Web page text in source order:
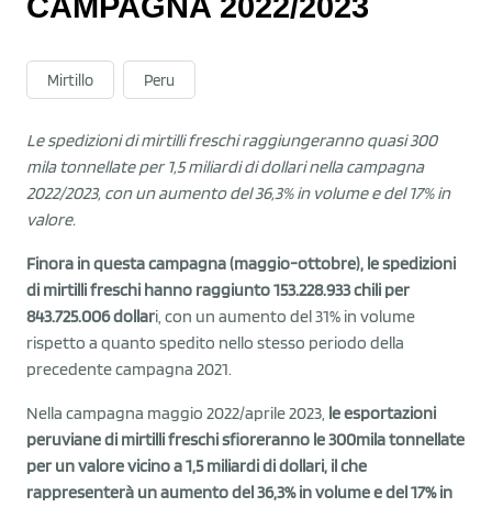
Mirtillo Peru
Le spedizioni di mirtilli freschi raggiungeranno quasi 300
mila tonnellate per 1,5 miliardi di dollari nella campagna
2022/2023, con un aumento del 36,3% in volume e del 17% in
valore.
Finora in questa campagna (maggio-ottobre), le spedizioni
di mirtilli freschi hanno raggiunto 153.228.933 chili per
843.725.006 dollari, con un aumento del 31% in volume
rispetto a quanto spedito nello stesso periodo della
precedente campagna 2021.
Nella campagna maggio 2022/aprile 2023, le esportazioni
peruviane di mirtilli freschi sfioreranno le 300mila tonnellate
per un valore vicino a 1,5 miliardi di dollari, il che
rappresenterà un aumento del 36,3% in volume e del 17% in